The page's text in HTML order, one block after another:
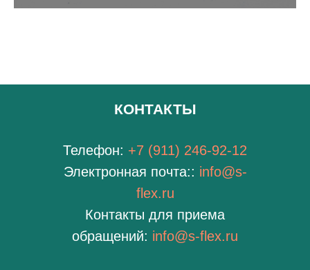
КОНТАКТЫ
Телефон: +7 (911) 246-92-12
Электронная почта:: info@s-
flex.ru
Контакты для приема
обращений: info@s-flex.ru